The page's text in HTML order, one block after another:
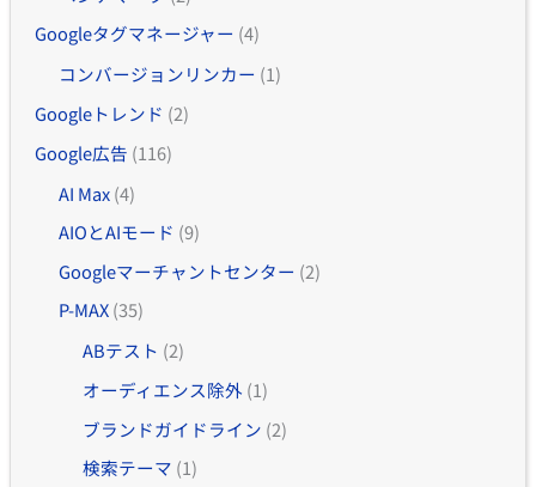
Googleタグマネージャー (4)
コンバージョンリンカー (1)
Googleトレンド (2)
Google広告 (116)
AI Max(4)
AIOとAIモード (9)
Googleマーチャントセンター (2)
P-MAX(35)
ABテスト (2)
オーディエンス除外 (1)
ブランドガイドライン (2)
検索テーマ (1)